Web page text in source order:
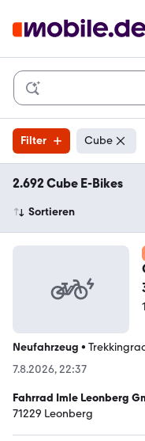
Filter Cube
2.692 Cube E-Bikes
Sortieren
Neufahrzeug •
7.8.2026, 22:37
Fahrrad Imle Leonberg
71229 Leonberg